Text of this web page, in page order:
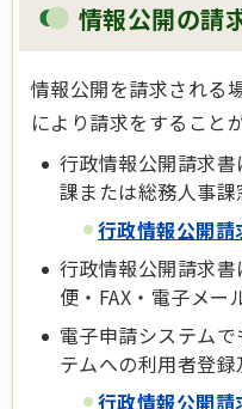
情報公開の請
情報公開を請求される
により請求をすること
行政情報公開請求
課または総務人事課
行政情報公開請
行政情報公開請求
便・FAX・電子メー
電子申請システム
テムへの利用者登録
行政情報公開請